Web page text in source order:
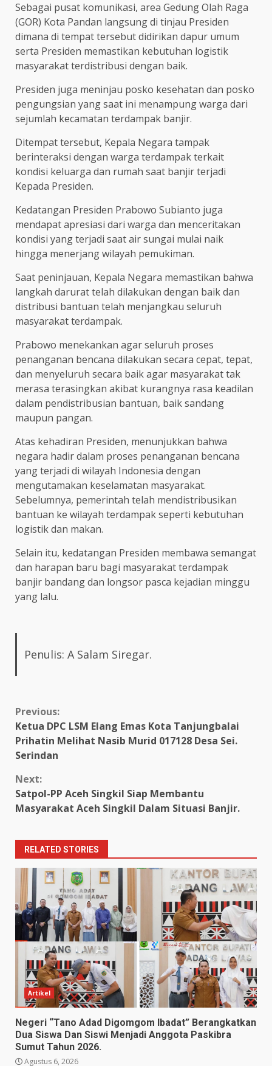
Sebagai pusat komunikasi, area Gedung Olah Raga
(GOR) Kota Pandan langsung di tinjau Presiden
dimana di tempat tersebut didirikan dapur umum
serta Presiden memastikan kebutuhan logistik
masyarakat terdistribusi dengan baik.
Presiden juga meninjau posko kesehatan dan posko
pengungsian yang saat ini menampung warga dari
sejumlah kecamatan terdampak banjir.
Ditempat tersebut, Kepala Negara tampak
berinteraksi dengan warga terdampak terkait
kondisi keluarga dan rumah saat banjir terjadi
Kepada Presiden.
Kedatangan Presiden Prabowo Subianto juga
mendapat apresiasi dari warga dan menceritakan
kondisi yang terjadi saat air sungai mulai naik
hingga menerjang wilayah pemukiman.
Saat peninjauan, Kepala Negara memastikan bahwa
langkah darurat telah dilakukan dengan baik dan
distribusi bantuan telah menjangkau seluruh
masyarakat terdampak.
Prabowo menekankan agar seluruh proses
penanganan bencana dilakukan secara cepat, tepat,
dan menyeluruh secara baik agar masyarakat tak
merasa terasingkan akibat kurangnya rasa keadilan
dalam pendistribusian bantuan, baik sandang
maupun pangan.
Atas kehadiran Presiden, menunjukkan bahwa
negara hadir dalam proses penanganan bencana
yang terjadi di wilayah Indonesia dengan
mengutamakan keselamatan masyarakat.
Sebelumnya, pemerintah telah mendistribusikan
bantuan ke wilayah terdampak seperti kebutuhan
logistik dan makan.
Selain itu, kedatangan Presiden membawa semangat
dan harapan baru bagi masyarakat terdampak
banjir bandang dan longsor pasca kejadian minggu
yang lalu.
Penulis: A Salam Siregar.
Continue
Reading
Previous:
Ketua DPC LSM Elang Emas Kota Tanjungbalai
Prihatin Melihat Nasib Murid 017128 Desa Sei.
Serindan
Next:
Satpol-PP Aceh Singkil Siap Membantu
Masyarakat Aceh Singkil Dalam Situasi Banjir.
RELATED STORIES
Artikel
Negeri “Tano Adad Digomgom Ibadat” Berangkatkan
Dua Siswa Dan Siswi Menjadi Anggota Paskibra
Sumut Tahun 2026.
Agustus 6, 2026